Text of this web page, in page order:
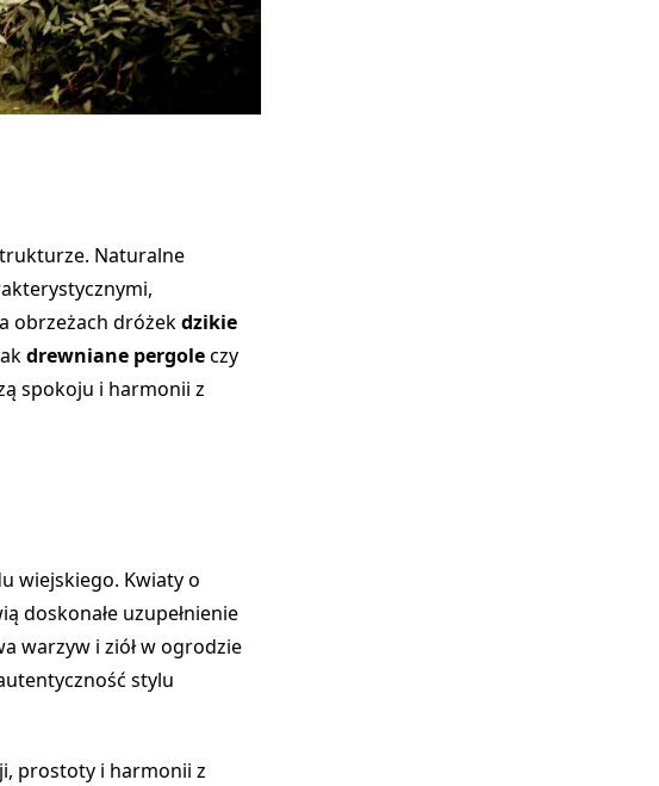
Naturalne
obrzeżach dróżekdzikie
drewniane pergoleczy
spokoju i harmonii z
wiejskiego. Kwiaty o
doskonałe uzupełnienie
warzyw i ziół w ogrodzie
stylu
prostoty i harmonii z